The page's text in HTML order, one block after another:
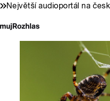
Největší audioportál na